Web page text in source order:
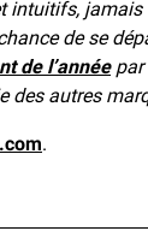
jamais
de se
de l’annéepar
des autres
.